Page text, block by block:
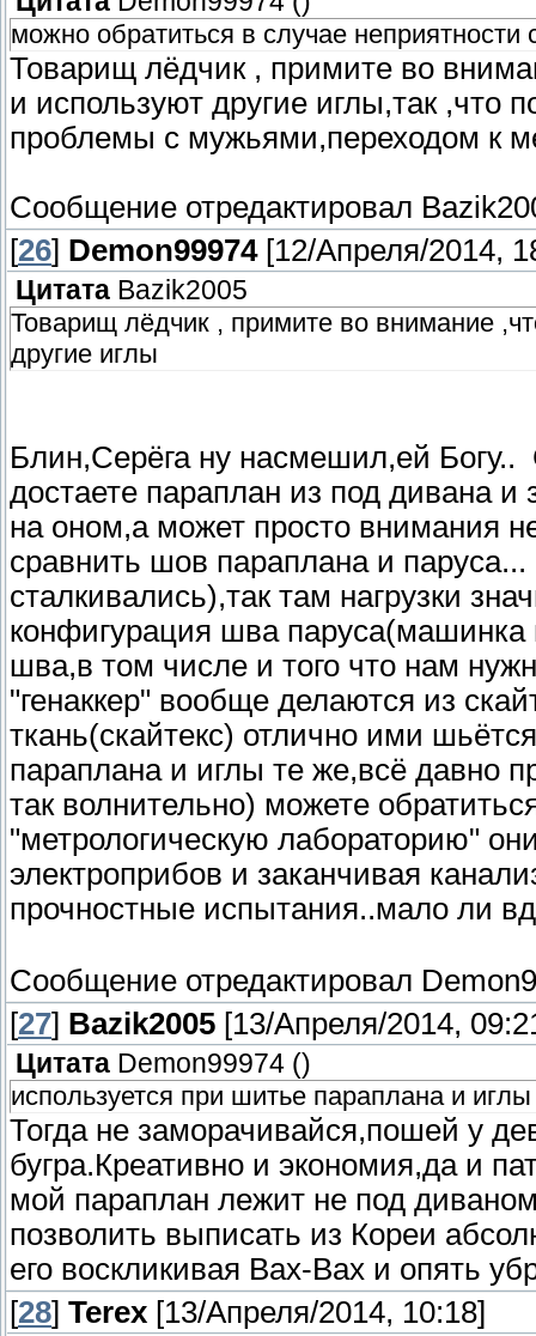
можно обратиться в случае неприятности
Товарищ лёдчик , примите во
и используют другие иглы,так ,что
проблемы с мужьями,переходом к
Сообщение отредактировал
[26] Demon99974[12/Апреля/2014,
Цитата Bazik2005
Товарищ лёдчик , примите во внимание
другие иглы
Блин,Серёга ну насмешил,ей
достаете параплан из под дивана
на оном,а может просто внимания
сравнить шов параплана и
сталкивались),так там нагрузки
конфигурация шва
шва,в том числе и того что нам
"генаккер" вообще делаются из
ткань(скайтекс) отлично ими
параплана и иглы те же,всё давно
так волнительно) можете
"метрологическую лабораторию"
электроприбов и заканчивая
прочностные испытания..мало ли
Сообщение отредактировал
[27] Bazik2005 [13/Апреля/2014,
Цитата Demon99974 ()
используется при шитье параплана и
Тогда не заморачивайся,пошей у
бугра.Креативно и экономия,да и
мой параплан лежит не под
позволить выписать из Кореи
его воскликивая Вах-Вах и опять
[28] Terex [13/Апреля/2014, 10:18]